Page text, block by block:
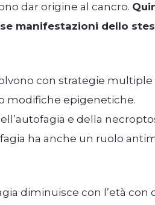
dar origine al cancro.
manifestazioni dello
con strategie
modifiche epigenetiche.
e della
ha anche un ruolo
diminuisce con l’età